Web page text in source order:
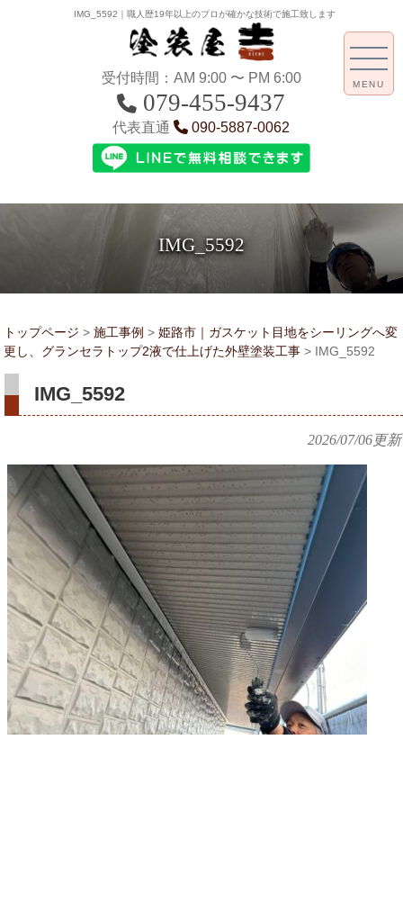
IMG_5592｜職人歴19年以上のプロが確かな技術で施工致します
受付時間：AM 9:00 〜 PM 6:00
079-455-9437
代表直通 090-5887-0062
IMG_5592
MENU
トップページ > 施工事例 > 姫路市｜ガスケット目地をシーリングへ変
更し、グランセラトップ2液で仕上げた外壁塗装工事 > IMG_5592
IMG_5592
2026/07/06更新